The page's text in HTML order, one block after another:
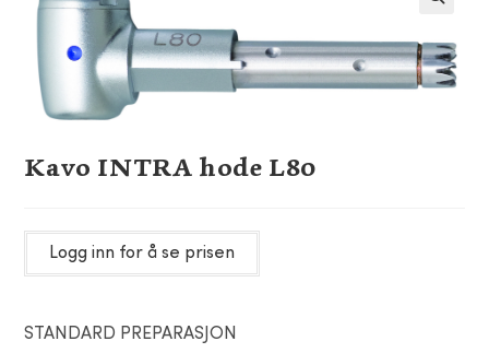
Kavo INTRA hode L80
Logg inn for å se prisen
STANDARD PREPARASJON